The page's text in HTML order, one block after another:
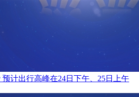
计出行高峰在24日下午、25日上午